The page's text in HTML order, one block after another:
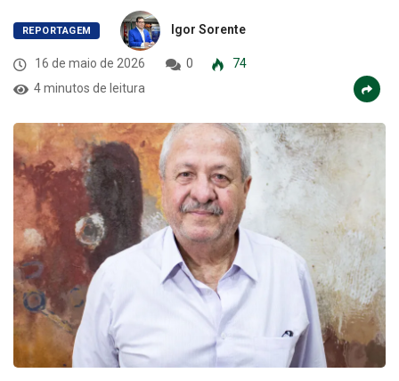
REPORTAGEM Igor Sorente
16 de maio de 2026 0
74
4 minutos de leitura